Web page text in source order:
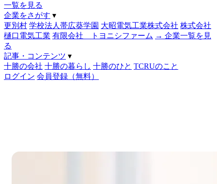
一覧を見る
企業をさがす ▾
更別村 学校法人帯広葵学園 大昭電気工業株式会社 株式会社
樋口電気工業 有限会社 トヨニシファーム → 企業一覧を見
る
記事・コンテンツ ▾
十勝の会社 十勝の暮らし 十勝のひと TCRUのこと
ログイン 会員登録（無料）